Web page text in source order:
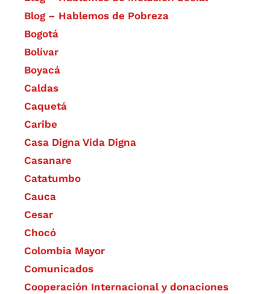
Blog – Hablemos de Pobreza
Bogotá
Bolívar
Boyacá
Caldas
Caquetá
Caribe
Casa Digna Vida Digna
Casanare
Catatumbo
Cauca
Cesar
Chocó
Colombia Mayor
Comunicados
Cooperación Internacional y donaciones